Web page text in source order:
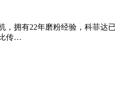
，拥有22年磨粉经验，科菲
传…